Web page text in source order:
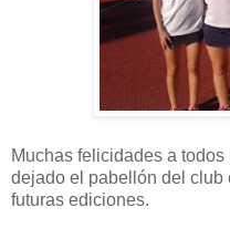
Muchas felicidades a
dejado el pabellón del club
futuras ediciones.